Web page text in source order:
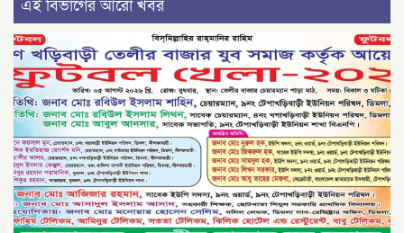
এই বিভাগের আরো খবর